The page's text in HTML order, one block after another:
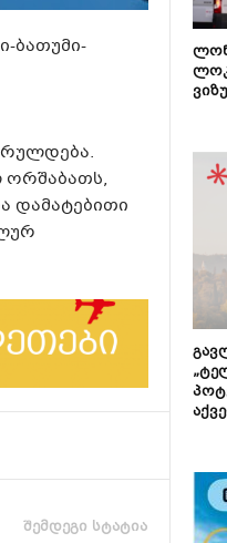
ბათუმი-
ორშაბათს,
დამატებითი
შემდეგი სტატია